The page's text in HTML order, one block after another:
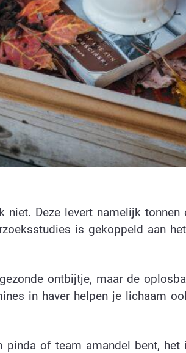
niet. Deze levert namelijk
is gekoppeld aan
ontbijtje, maar de
in haver helpen je lichaam
pinda of team amandel bent, het